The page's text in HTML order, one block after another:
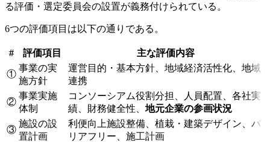
る評価・選定委員会の設置が義務付けられている。
6つの評価項目は以下の通りである。
# 評価項目 主な評価内容
①
事業の実
施方針
運営目的・基本方針、地域経済活性化、地域
連携
②
事業実施
体制
コンソーシアム役割分担、人員配置、各社実
績、財務健全性、 地元企業の参画状況
③
施設の設
置計画
利便向上施設整備、植栽・建築デザイン、バ
リアフリー、施工計画